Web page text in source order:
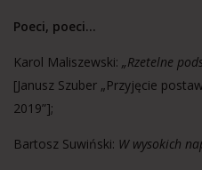
Poeci, poeci…
Karol Maliszewski: „Rzetelne
[Janusz Szuber „Przyjęcie
2019”];
Bartosz Suwiński: W wysokich